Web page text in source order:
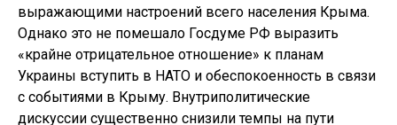
выражающими настроений всего населения Крыма.
Однако это не помешало Госдуме РФ выразить
«крайне отрицательное отношение» к планам
Украины вступить в НАТО и обеспокоенность в связи
с событиями в Крыму. Внутриполитические
дискуссии существенно снизили темпы на пути